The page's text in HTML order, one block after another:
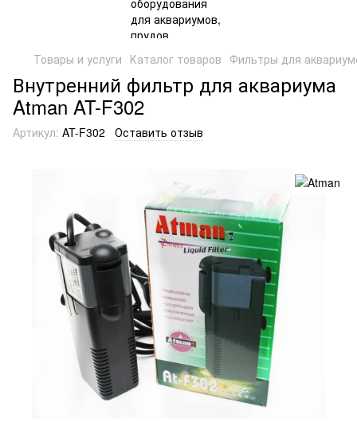
Товары и услуги Каталог товаров Фильтры для
Внутренний фильтр для аквариума
Atman AT-F302
Артикул: AT-F302 Оставить отзыв